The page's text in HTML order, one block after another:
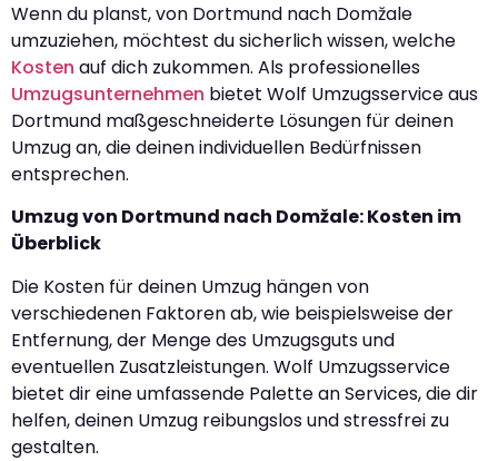
Wenn du planst, von Dortmund nach Domžale
umzuziehen, möchtest du sicherlich wissen, welche
Kosten auf dich zukommen. Als professionelles
Umzugsunternehmen bietet Wolf Umzugsservice aus
Dortmund maßgeschneiderte Lösungen für deinen
Umzug an, die deinen individuellen Bedürfnissen
entsprechen.
Umzug von Dortmund nach Domžale: Kosten im
Überblick
Die Kosten für deinen Umzug hängen von
verschiedenen Faktoren ab, wie beispielsweise der
Entfernung, der Menge des Umzugsguts und
eventuellen Zusatzleistungen. Wolf Umzugsservice
bietet dir eine umfassende Palette an Services, die dir
helfen, deinen Umzug reibungslos und stressfrei zu
gestalten.